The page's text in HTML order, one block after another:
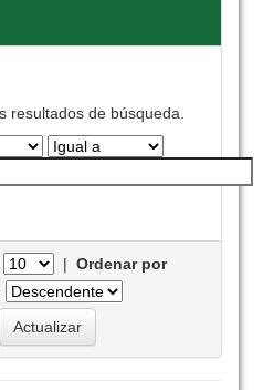
resultados de búsqueda.
|Ordenar por